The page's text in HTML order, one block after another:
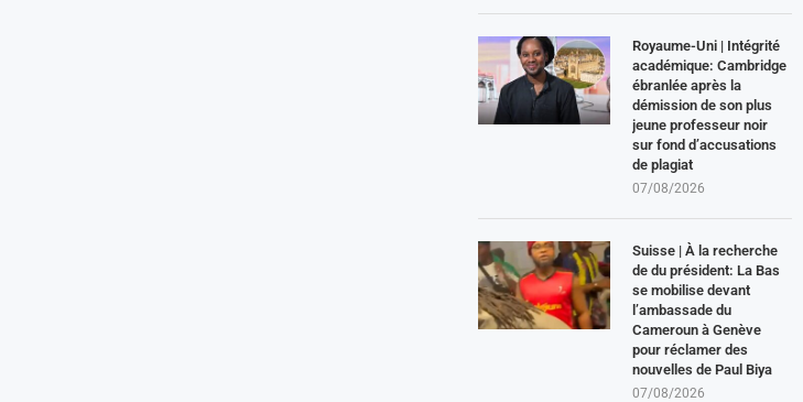
Royaume-Uni | Intégrité
académique: Cambridge
ébranlée après la
démission de son plus
jeune professeur noir
sur fond d’accusations
de plagiat
07/08/2026
Suisse | À la recherche
de du président: La Bas
se mobilise devant
l’ambassade du
Cameroun à Genève
pour réclamer des
nouvelles de Paul Biya
07/08/2026